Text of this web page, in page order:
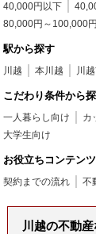
40,000円以下
80,000円～100,000円
駅から探す
川越 本川越 川
こだわり条件から
一人暮らし向け カ
大学生向け
お役立ちコンテンツ
契約までの流れ 不
川越の不動